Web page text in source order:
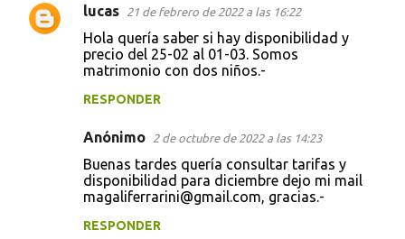
lucas 21 de febrero de 2022 a las 16:22
Hola quería saber si hay disponibilidad y
precio del 25-02 al 01-03. Somos
matrimonio con dos niños.-
RESPONDER
Anónimo 2 de octubre de 2022 a las 14:23
Buenas tardes quería consultar tarifas y
disponibilidad para diciembre dejo mi mail
magaliferrarini@gmail.com, gracias.-
RESPONDER